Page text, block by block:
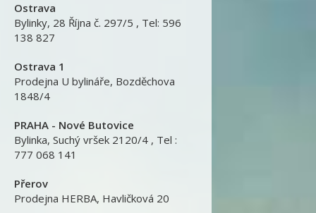
Ostrava
Bylinky, 28 Října č. 297/5 , Tel: 596
138 827
Ostrava 1
Prodejna U bylináře, Bozděchova
1848/4
PRAHA - Nové Butovice
Bylinka, Suchý vršek 2120/4 , Tel :
777 068 141
Přerov
Prodejna HERBA, Havličková 20